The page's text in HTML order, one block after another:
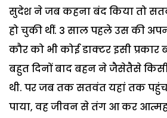
सुदेश ने जब कहना बंद किया तो
हो चुकी थीं. 3 साल पहले उस की
कौर को भी कोई डाक्टर इसी प्रकार
बहुत दिनों बाद बहन ने जैसेतैसे
थी. पर जब तक सतवंत यहां तक
पाया, वह जीवन से तंग आ कर